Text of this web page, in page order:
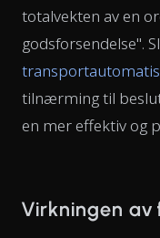
totalvekten av en
godsforsendelse".
tilnærming til
en mer effektiv og
Virkningen